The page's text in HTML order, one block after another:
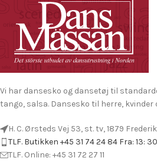
Vi har dansesko og dansetøj til
tango, salsa. Dansesko til herre, kvinder
H. C. Ørsteds Vej 53, st. tv, 1879
TLF. Butikken +45 31 74 24 84 Fra: 13:
TLF. Online: +45 31 72 27 11